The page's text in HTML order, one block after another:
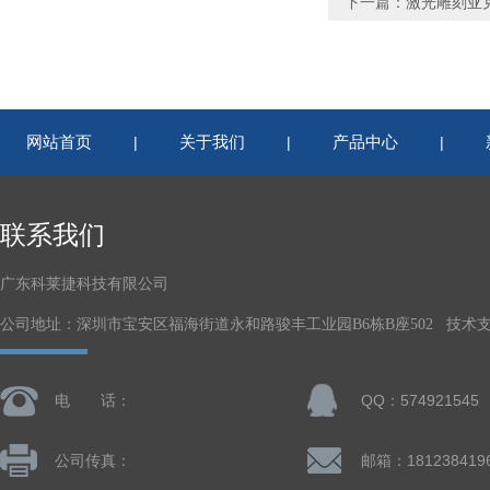
网站首页 | 关于我们 | 产品中心 |
联系我们
广东科莱捷科技有限公司
公司地址：深圳市宝安区福海街道永和路骏丰工业园B6栋B座502 技术
电 话： QQ：574921545
公司传真：